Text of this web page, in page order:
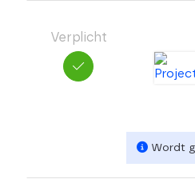
Verplicht
Wordt